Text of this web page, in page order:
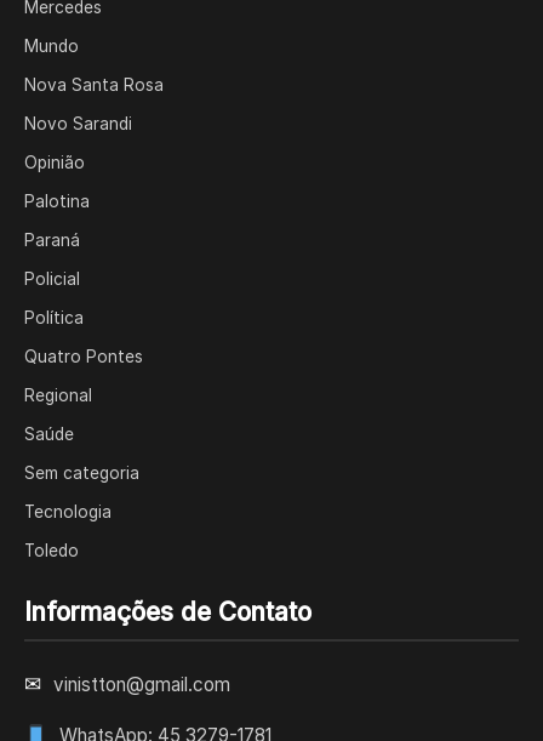
Mercedes
Mundo
Nova Santa Rosa
Novo Sarandi
Opinião
Palotina
Paraná
Policial
Política
Quatro Pontes
Regional
Saúde
Sem categoria
Tecnologia
Toledo
Informações de Contato
✉ vinistton@gmail.com
WhatsApp: 45 3279-1781